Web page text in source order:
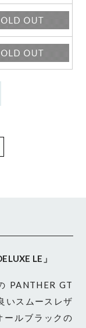
LE」
PANTHER GT
いスムースレザ
ールブラックの